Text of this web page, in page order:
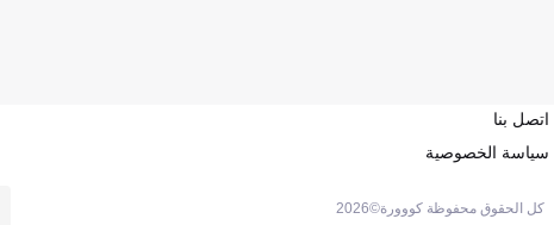
كل الحقوق محفوظة كووورة©2026
اتصل بنا
سياسة الخصوصية